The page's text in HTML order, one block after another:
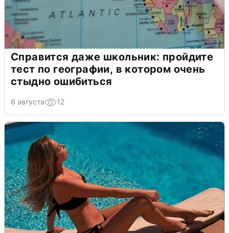
Справится даже школьник: пройдите
тест по географии, в котором очень
стыдно ошибиться
6 августа 12